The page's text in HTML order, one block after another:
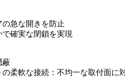
急な開きを防止
確実な閉鎖を実現
蔽
柔軟な接続：不均一な取付面に